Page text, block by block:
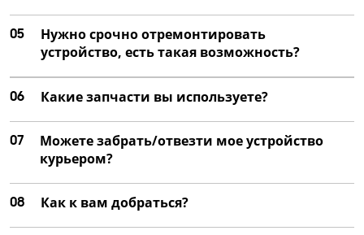
05
Нужно срочно отремонтировать
устройство, есть такая возможность?
06 Какие запчасти вы используете?
07
Можете забрать/отвезти мое устройство
курьером?
08 Как к вам добраться?